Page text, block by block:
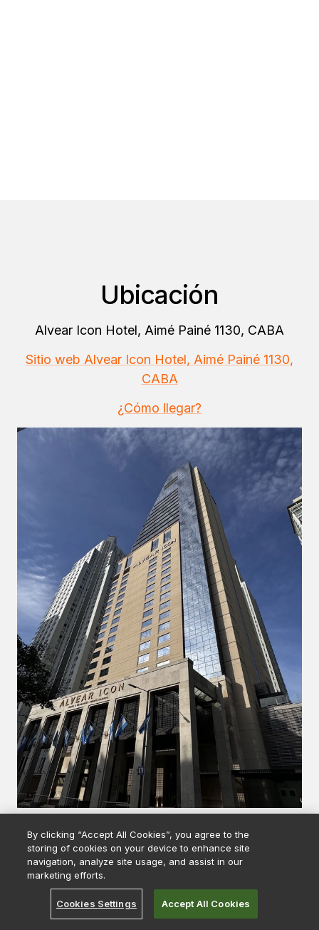
Ubicación
Alvear Icon Hotel, Aimé Painé 1130, CABA
Sitio web Alvear Icon Hotel, Aimé Painé 1130,
CABA
¿Cómo llegar?
Products
By clicking “Accept All Cookies”, you agree to the
storing of cookies on your device to enhance site
navigation, analyze site usage, and assist in our
marketing efforts.
Cookies Settings Accept All Cookies